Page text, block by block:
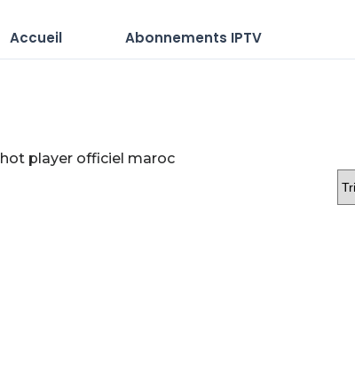
Accueil Abonnements IPTV
hot player officiel maroc